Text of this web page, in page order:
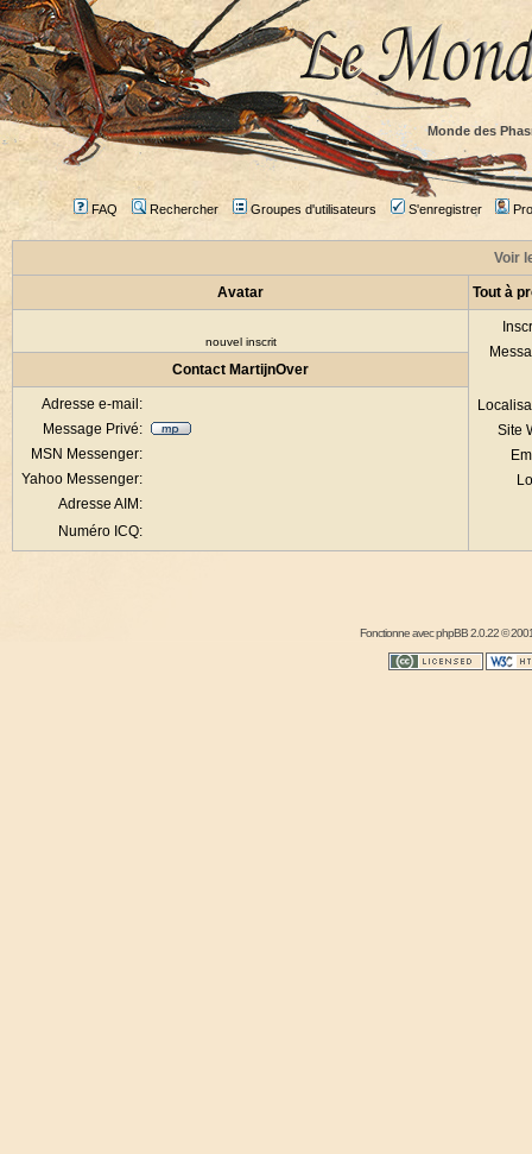
Monde des
FAQ Rechercher Groupes d'utilisateurs S'enregistrer
Voir
Avatar Tout à
nouvel inscrit
Site
Contact MartijnOver
Adresse e-mail:
Message Privé:
MSN Messenger:
Yahoo Messenger:
Adresse AIM:
Numéro ICQ:
Fonctionne avecphpBB2.0.22 ©